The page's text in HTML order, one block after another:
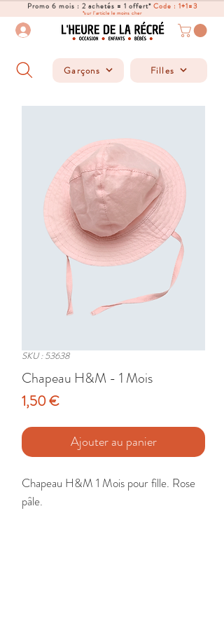
Promo 6 mois : 2 achetés = 1 offert*Code : 1+1=3
*sur l'article le moins cher
Garçons Filles
SKU : 53638
Chapeau H&M - 1 Mois
1,50 €Prix
Ajouter au panier
Chapeau H&M 1 Mois pour fille. Rose
pâle.